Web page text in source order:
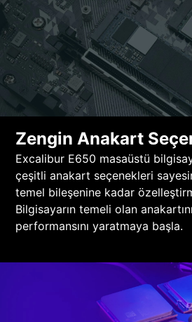
Zengin Anakart
Excalibur E650 masaüstü
çeşitli anakart seçenekleri
temel bileşenine kadar
Bilgisayarın temeli olan
performansını yaratmaya başla.